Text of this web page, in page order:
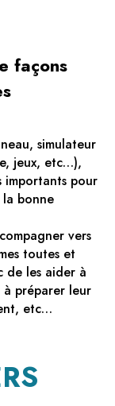
façons
simulateur
jeux, etc…),
importants pour
bonne
vers
toutes et
de les aider à
préparer leur
etc…